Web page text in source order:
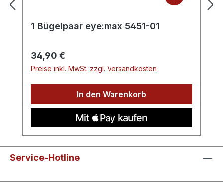
1 Bügelpaar eye:max 5451-01
Regulärer Preis:
34,90 €
Preise inkl. MwSt. zzgl. Versandkosten
In den Warenkorb
Service-Hotline